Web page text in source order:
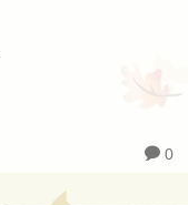
0